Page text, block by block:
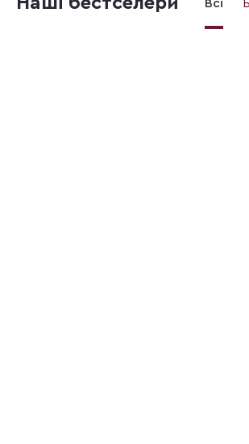
Всі